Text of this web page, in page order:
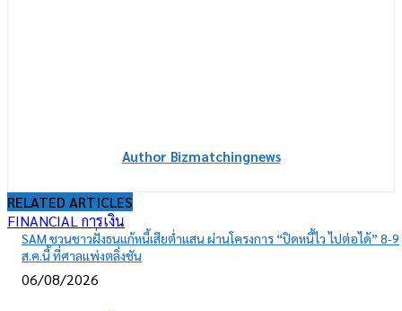
Author Bizmatchingnews
RELATED ARTICLES
FINANCIAL การเงิน
SAM ชวนชาวฝั่งธนแก้หนี้เสียต่ำแสน ผ่านโครงการ “ปิดหนี้ไว ไปต่อได้” 8-9
ส.ค.นี้ ที่ศาลแพ่งตลิ่งชัน
06/08/2026